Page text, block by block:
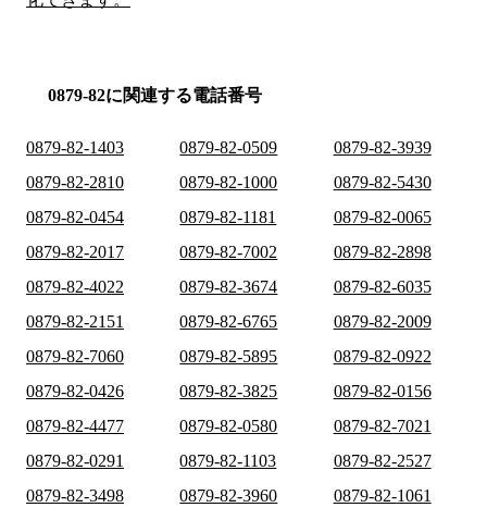
0879-82に関連する電話番号
0879-82-1403 0879-82-0509
0879-82-3939
0879-82-2810
0879-82-1000
0879-82-5430
0879-82-0454
0879-82-1181
0879-82-0065
0879-82-2017
0879-82-7002
0879-82-2898
0879-82-4022
0879-82-3674
0879-82-6035
0879-82-2151
0879-82-6765
0879-82-2009
0879-82-7060
0879-82-5895
0879-82-0922
0879-82-0426
0879-82-3825
0879-82-0156
0879-82-4477
0879-82-0580
0879-82-7021
0879-82-0291
0879-82-1103
0879-82-2527
0879-82-3498
0879-82-3960
0879-82-1061